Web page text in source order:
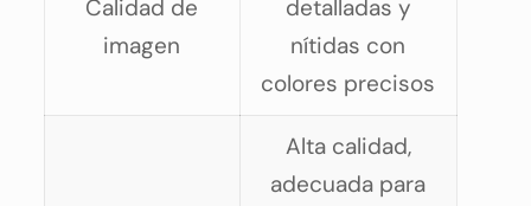
Calidad de
imagen
detalladas y
nítidas con
colores precisos
Alta calidad,
adecuada para